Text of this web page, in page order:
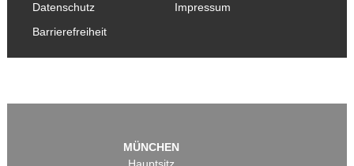
Datenschutz
Impressum
Barrierefreiheit
MÜNCHEN